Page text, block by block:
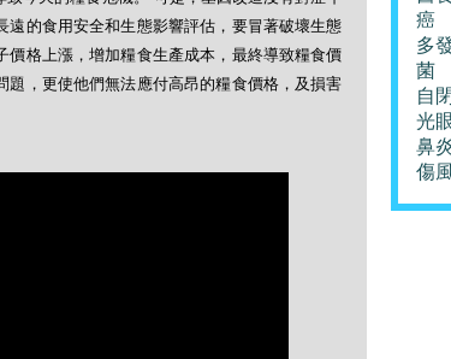
的食用安全和生態影響評估，要冒著破壞生態
格上漲，增加糧食生產成本，最終導致糧食價
，更使他們無法應付高昂的糧食價格，及損害
癌
多
菌
自
光
鼻
傷